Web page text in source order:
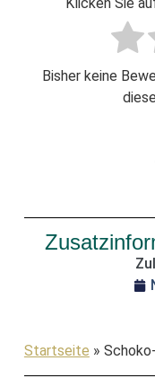
Klicken Sie
Bisher keine
Startseite »